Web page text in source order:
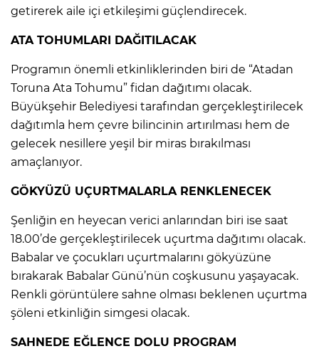
getirerek aile içi etkileşimi güçlendirecek.
ATA TOHUMLARI DAĞITILACAK
Programın önemli etkinliklerinden biri de “Atadan
Toruna Ata Tohumu” fidan dağıtımı olacak.
Büyükşehir Belediyesi tarafından gerçekleştirilecek
dağıtımla hem çevre bilincinin artırılması hem de
gelecek nesillere yeşil bir miras bırakılması
amaçlanıyor.
GÖKYÜZÜ UÇURTMALARLA RENKLENECEK
Şenliğin en heyecan verici anlarından biri ise saat
18.00’de gerçekleştirilecek uçurtma dağıtımı olacak.
Babalar ve çocukları uçurtmalarını gökyüzüne
bırakarak Babalar Günü’nün coşkusunu yaşayacak.
Renkli görüntülere sahne olması beklenen uçurtma
şöleni etkinliğin simgesi olacak.
SAHNEDE EĞLENCE DOLU PROGRAM